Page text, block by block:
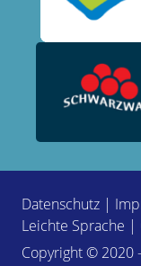
Datenschutz |
Leichte Sprache |
Copyright ©